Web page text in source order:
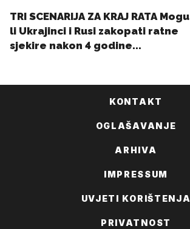
KONTAKT
OGLAŠAVANJE
ARHIVA
IMPRESSUM
UVJETI KORIŠTENJA
PRIVATNOST